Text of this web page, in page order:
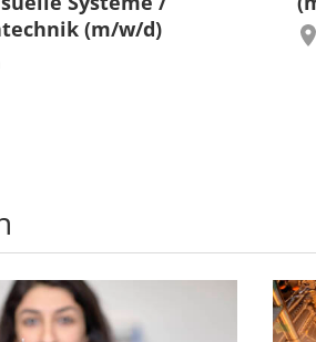
(m/w/d)